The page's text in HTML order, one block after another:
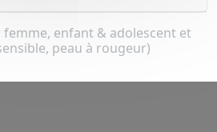
enfant & adolescent et
peau à rougeur)